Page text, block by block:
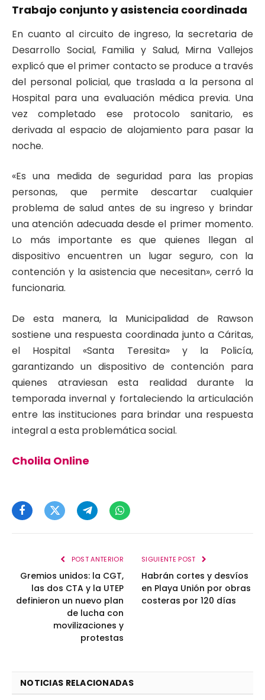
Trabajo conjunto y asistencia coordinada
En cuanto al circuito de ingreso, la secretaria de
Desarrollo Social, Familia y Salud, Mirna Vallejos
explicó que el primer contacto se produce a través
del personal policial, que traslada a la persona al
Hospital para una evaluación médica previa. Una
vez completado ese protocolo sanitario, es
derivada al espacio de alojamiento para pasar la
noche.
«Es una medida de seguridad para las propias
personas, que permite descartar cualquier
problema de salud antes de su ingreso y brindar
una atención adecuada desde el primer momento.
Lo más importante es que quienes llegan al
dispositivo encuentren un lugar seguro, con la
contención y la asistencia que necesitan», cerró la
funcionaria.
De esta manera, la Municipalidad de Rawson
sostiene una respuesta coordinada junto a Cáritas,
el Hospital «Santa Teresita» y la Policía,
garantizando un dispositivo de contención para
quienes atraviesan esta realidad durante la
temporada invernal y fortaleciendo la articulación
entre las instituciones para brindar una respuesta
integral a esta problemática social.
Cholila Online
FacebookTwitterTelegramWhatsApp
POST ANTERIOR
Gremios unidos: la CGT,
las dos CTA y la UTEP
definieron un nuevo plan
de lucha con
movilizaciones y
protestas
SIGUIENTE POST
Habrán cortes y desvíos
en Playa Unión por obras
costeras por 120 días
NOTICIAS RELACIONADAS